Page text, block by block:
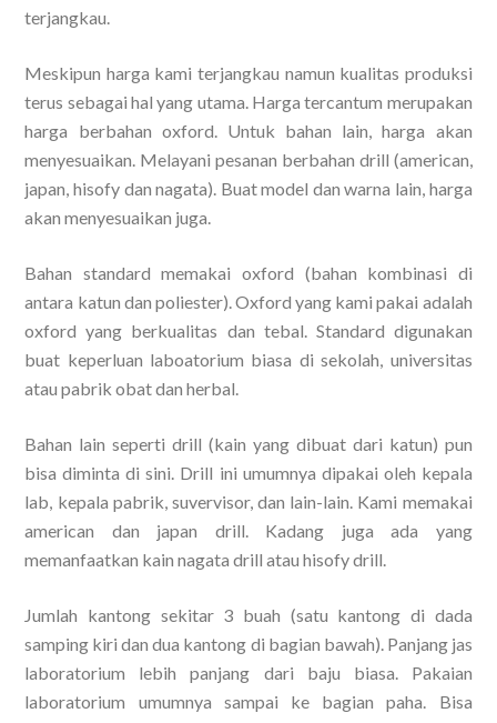
terjangkau.
Meskipun harga kami terjangkau namun kualitas produksi
terus sebagai hal yang utama. Harga tercantum merupakan
harga berbahan oxford. Untuk bahan lain, harga akan
menyesuaikan. Melayani pesanan berbahan drill (american,
japan, hisofy dan nagata). Buat model dan warna lain, harga
akan menyesuaikan juga.
Bahan standard memakai oxford (bahan kombinasi di
antara katun dan poliester). Oxford yang kami pakai adalah
oxford yang berkualitas dan tebal. Standard digunakan
buat keperluan laboatorium biasa di sekolah, universitas
atau pabrik obat dan herbal.
Bahan lain seperti drill (kain yang dibuat dari katun) pun
bisa diminta di sini. Drill ini umumnya dipakai oleh kepala
lab, kepala pabrik, suvervisor, dan lain-lain. Kami memakai
american dan japan drill. Kadang juga ada yang
memanfaatkan kain nagata drill atau hisofy drill.
Jumlah kantong sekitar 3 buah (satu kantong di dada
samping kiri dan dua kantong di bagian bawah). Panjang jas
laboratorium lebih panjang dari baju biasa. Pakaian
laboratorium umumnya sampai ke bagian paha. Bisa